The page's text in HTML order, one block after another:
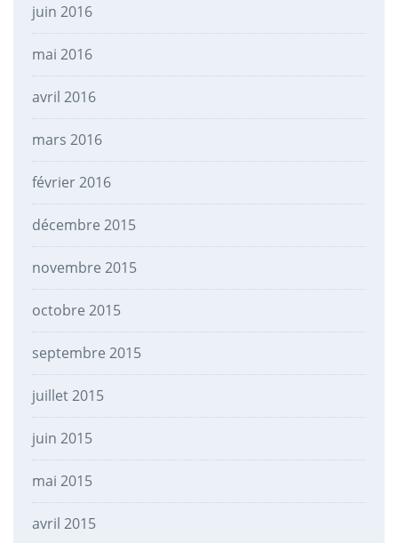
juin 2016
mai 2016
avril 2016
mars 2016
février 2016
décembre 2015
novembre 2015
octobre 2015
septembre 2015
juillet 2015
juin 2015
mai 2015
avril 2015